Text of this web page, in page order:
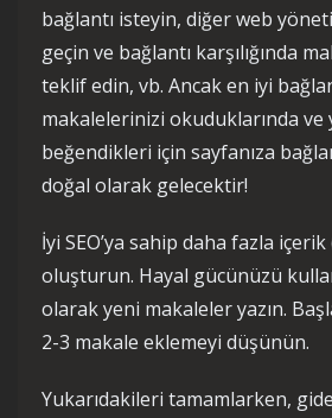
bağlantı isteyin, diğer web
geçin ve bağlantı karşılığında
teklif edin, vb. Ancak en iyi
makalelerinizi okuduklarında ve
beğendikleri için sayfanıza
doğal olarak gelecektir!
İyi SEO’ya sahip daha fazla
oluşturun. Hayal gücünüzü
olarak yeni makaleler yazın.
2-3 makale eklemeyi düşünün.
Yukarıdakileri tamamlarken,